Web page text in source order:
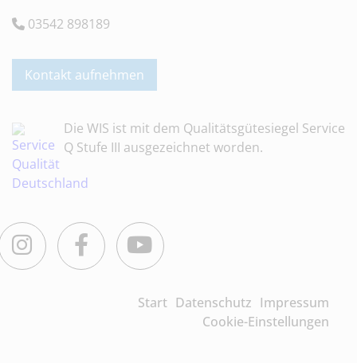
03542 898189
Kontakt aufnehmen
Die WIS ist mit dem Qualitätsgütesiegel Service
Q Stufe III ausgezeichnet worden.
Instagram Facebook Youtube
Start Datenschutz Impressum
Cookie-Einstellungen